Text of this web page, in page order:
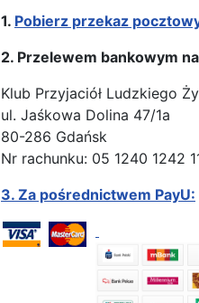
1. Pobierz przekaz
2. Przelewem bankowym
Klub Przyjaciół Ludzkiego
ul. Jaśkowa Dolina 47/1a
80-286 Gdańsk
Nr rachunku: 05 1240 1242
3. Za pośrednictwem PayU: